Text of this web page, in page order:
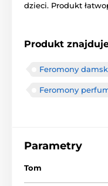
dzieci. Produkt
Produkt
Feromony
Feromony
Parametry
Tom